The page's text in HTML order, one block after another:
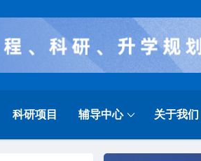
科研项目 辅导中心 关于我们